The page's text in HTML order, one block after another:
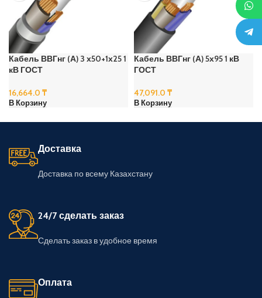
Кабель ВВГнг (А) 3 х50+1х25 1
кВ ГОСТ
16,664.0 ₸
В Корзину
Кабель ВВГнг (А) 5х95 1 кВ
ГОСТ
47,091.0 ₸
В Корзину
Доставка
Доставка по всему Казахстану
24/7 сделать заказ
Сделать заказ в удобное время
Оплата